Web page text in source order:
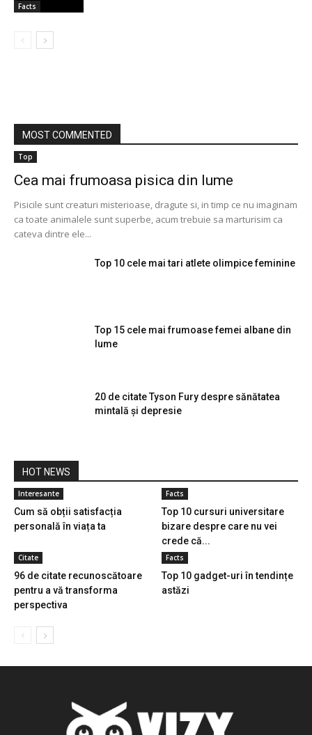
Facts
MOST COMMENTED
Top
Cea mai frumoasa pisica din lume
Pisicile sunt creaturi misterioase, dragute si, in timp ce nu imaginam
ca toate animalele sunt superbe, acum trebuie sa marturisim ca
cateva dintre ele...
Top 10 cele mai tari atlete olimpice feminine
Top 15 cele mai frumoase femei albane din
lume
20 de citate Tyson Fury despre sănătatea
mintală și depresie
HOT NEWS
Interesante
Cum să obții satisfacția
personală în viața ta
Facts
Top 10 cursuri universitare
bizare despre care nu vei
crede că...
Citate
96 de citate recunoscătoare
pentru a vă transforma
perspectiva
Facts
Top 10 gadget-uri în tendințe
astăzi